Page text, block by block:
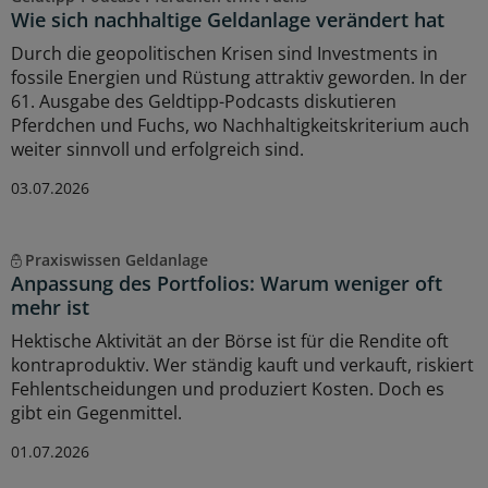
Wie sich nachhaltige Geldanlage verändert hat
Durch die geopolitischen Krisen sind Investments in
fossile Energien und Rüstung attraktiv geworden. In der
61. Ausgabe des Geldtipp-Podcasts diskutieren
Pferdchen und Fuchs, wo Nachhaltigkeitskriterium auch
weiter sinnvoll und erfolgreich sind.
03.07.2026
Praxiswissen Geldanlage
Anpassung des Portfolios: Warum weniger oft
mehr ist
Hektische Aktivität an der Börse ist für die Rendite oft
kontraproduktiv. Wer ständig kauft und verkauft, riskiert
Fehlentscheidungen und produziert Kosten. Doch es
gibt ein Gegenmittel.
01.07.2026